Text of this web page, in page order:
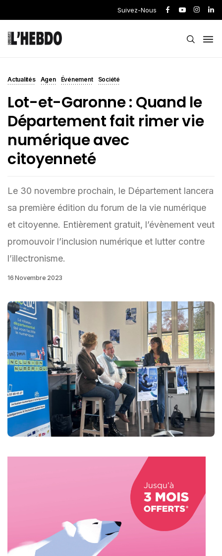
Suivez-Nous
Actualités Agen Événement Société
Lot-et-Garonne : Quand le
Département fait rimer vie
numérique avec
citoyenneté
Le 30 novembre prochain, le Département lancera
sa première édition du forum de la vie numérique
et citoyenne. Entièrement gratuit, l’évènement veut
promouvoir l’inclusion numérique et lutter contre
l’illectronisme.
16 Novembre 2023